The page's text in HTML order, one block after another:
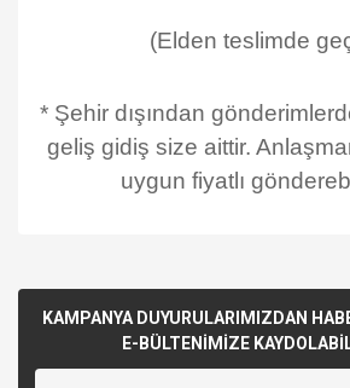
(Elden teslimde
* Şehir dışından
geliş gidiş size aittir.
uygun fiyatlı
KAMPANYA DUYURULARIMIZDAN
E-BÜLTENİMİZE